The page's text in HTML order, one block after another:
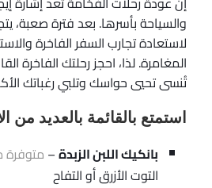
والسياحة بأسرها. بعد فترة صعبة،
لاستعادة تجارب السفر الفاخرة
المغامرة. لذا، احجز رحلتك الفاخرة
تُنسى تحيي حواسك وتلبي رغباتك
استمتع بالقائمة بالعديد من
بانكيك اللبن الزبدة–
التوت الأزرق أو التفاح